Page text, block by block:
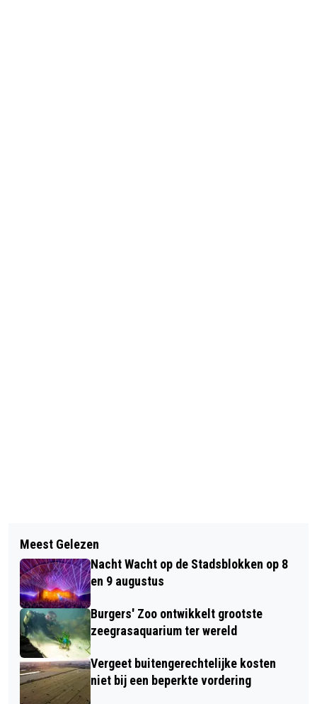
LEREN DOOR TE DOEN OP LEERPARK
PRESIKHAAF
LIVESTREAM JANNEKE JAGER
VANUIT POSTTHEATER
Meest Gelezen
Nacht Wacht op de Stadsblokken op 8
en 9 augustus
Burgers' Zoo ontwikkelt grootste
zeegrasaquarium ter wereld
Vergeet buitengerechtelijke kosten
niet bij een beperkte vordering